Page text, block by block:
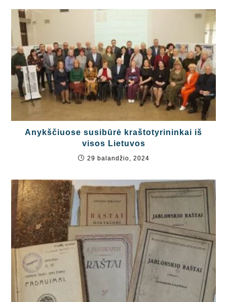
Anykščiuose susibūrė kraštotyrininkai iš
visos Lietuvos
29 balandžio, 2024